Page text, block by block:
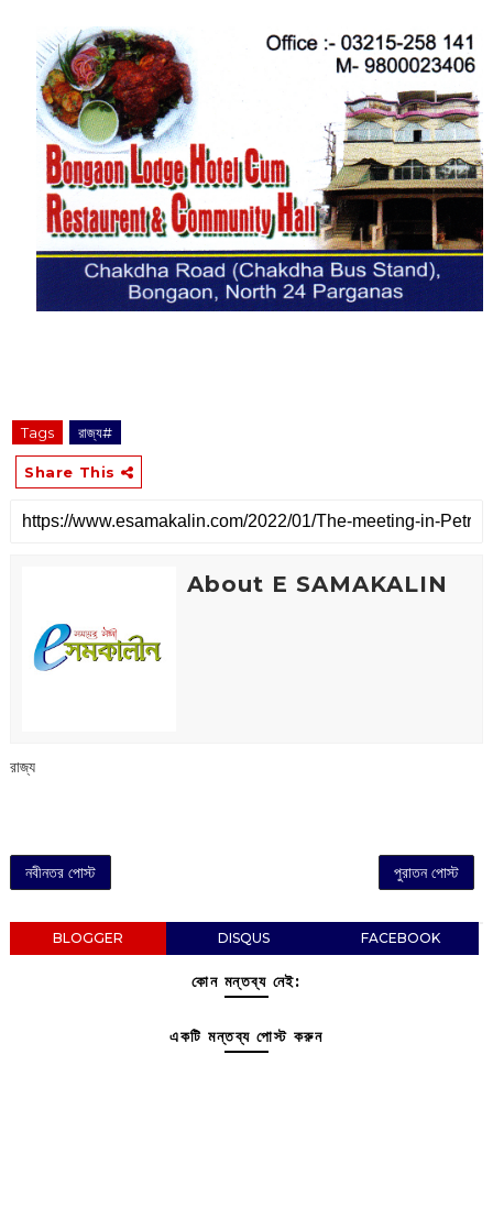
Tags রাজ্য#
Share This
About E SAMAKALIN
রাজ্য
নবীনতর পোস্ট পুরাতন পোস্ট
BLOGGER DISQUS FACEBOOK
কোন মন্তব্য নেই:
একটি মন্তব্য পোস্ট করুন